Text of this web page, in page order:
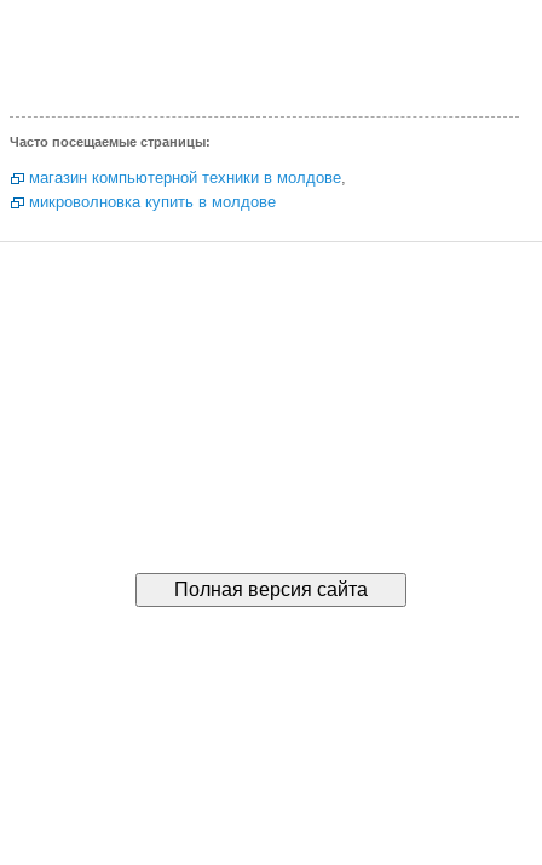
Часто посещаемые страницы:
магазин компьютерной техники в молдове,
микроволновка купить в молдове